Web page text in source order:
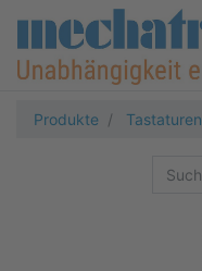
Produkte Tastaturen